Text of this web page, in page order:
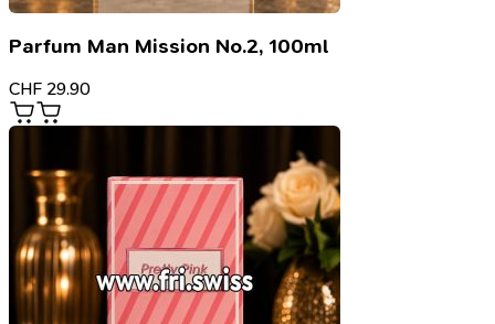
Parfum Man Mission No.2, 100ml
CHF 29.90